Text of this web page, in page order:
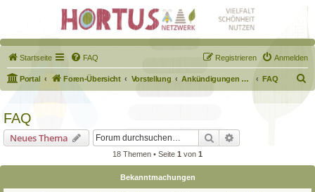
Startseite FAQ Anmelden
Registrieren
Portal Foren-Übersicht Vorstellung Ankündigungen & Fragen zum Forum FAQ
u
FAQ
Neues Thema Suche
18 Themen • Seite 1 von 1
Bekanntmachungen